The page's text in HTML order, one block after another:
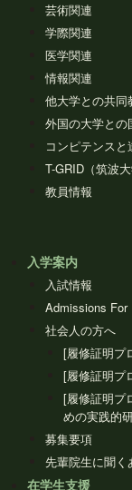
芸術関連
学際関連
医学関連
情報関連
他大学との共同
外国の大学との
コンピテンスと
T-GRID（筑波
教員情報
入学案内
入試情報
Admissions For
社会人の方へ
[履修証明プ
[履修証明プ
[履修証明プ
めの実践的
募集要項
先輩院生に聞く
在学生支援